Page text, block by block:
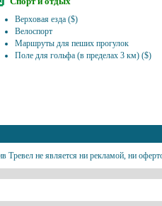
Верховая езда ($)
Велоспорт
Маршруты для пеших прогулок
Поле для гольфа (в пределах 3 км) ($)
Тревел не является ни рекламой, ни